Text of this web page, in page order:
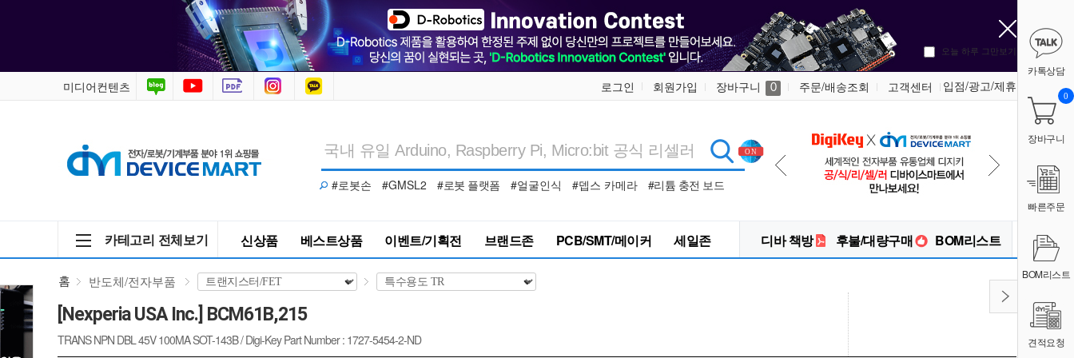
품
>
오늘 하루 그만보기
미디어컨텐츠 로그인 회원가입 장바구니 0 주문/배송조회 고객센터 입점/광고/제휴
#로봇손 #GMSL2 #로봇 플랫폼 #얼굴인식 #뎁스 카메라 #리튬 충전 보드
카테고리 전체보기 신상품 베스트상품 이벤트/기획전 브랜드존 PCB/SMT/메이커 세일존 디바 책방 후불/대량구매 BOM리스트
카톡상담
장바구니
0
빠른주문
BOM리스트
견적요청
홈 반도체/전자부품
[Nexperia USA Inc.] BCM61B,215
TRANS NPN DBL 45V 100MA SOT-143B / Digi-Key Part Number : 1727-5454-2-ND